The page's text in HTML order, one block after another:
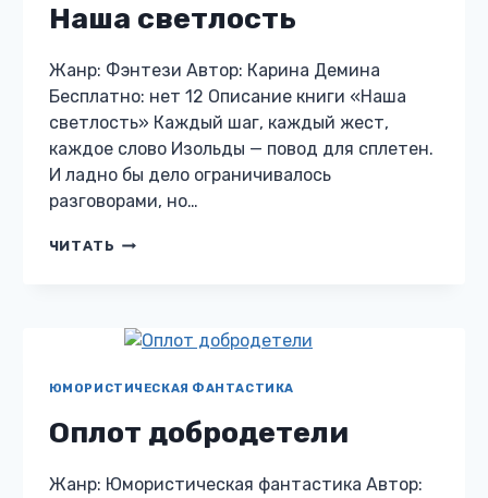
Наша светлость
Жанр: Фэнтези Автор: Карина Демина
Бесплатно: нет 12 Описание книги «Наша
светлость» Каждый шаг, каждый жест,
каждое слово Изольды — повод для сплетен.
И ладно бы дело ограничивалось
разговорами, но…
ЧИТАТЬ НАША
ЮМОРИСТИЧЕСКАЯ ФАНТАСТИКА
Оплот добродетели
Жанр: Юмористическая фантастика Автор: